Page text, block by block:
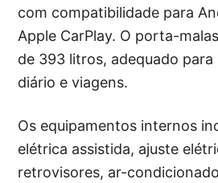
com compatibilidade para
Apple CarPlay. O porta-
de 393 litros, adequado para
diário e viagens.
Os equipamentos internos
elétrica assistida, ajuste
retrovisores, ar-